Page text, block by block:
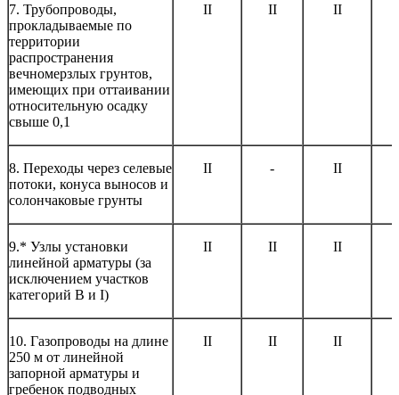
7. Трубопроводы,
прокладываемые по
территории
распространения
вечномерзлых грунтов,
имеющих при оттаивании
относительную осадку
свыше 0,1
II II II
8. Переходы через селевые
потоки, конуса выносов и
солончаковые грунты
II - II
9.* Узлы установки
линейной арматуры (за
исключением участков
категорий В и I)
II II II
10. Газопроводы на длине
250 м от линейной
запорной арматуры и
гребенок подводных
II II II